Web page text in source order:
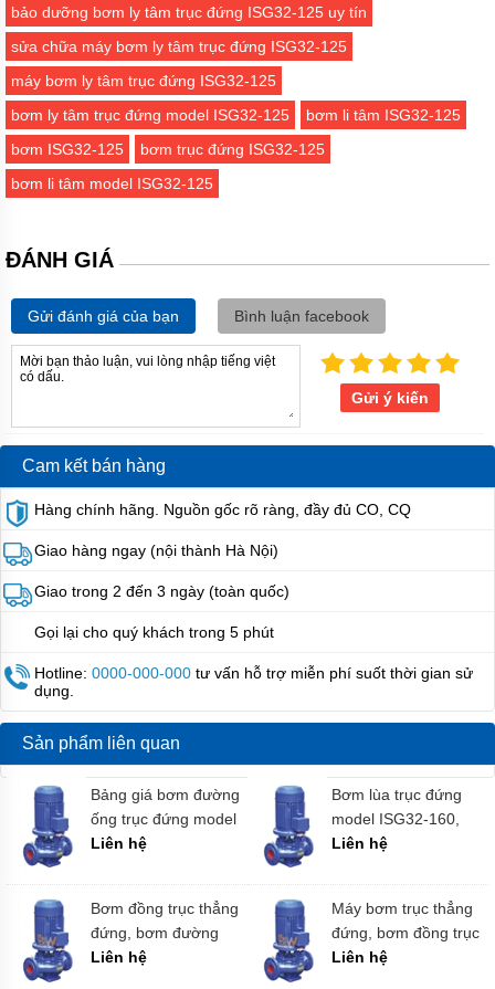
Công
Nghiệp
NTP
Cơm
Công
Nghiệp
WILO
Cơm
Công
ly
tâm
Bơm
Ly
Bơm
Ly
Tâm
Ebara
Bơm
Ly
Tâm
Sear
Bơm
Ly
Tâm
Foras
Bơm
Mitsuky
Bơm
Ly
Tâm
APP
Bơm
Ly
Tâm
CNP
bảo dưỡng bơm ly tâm trục đứng ISG32-125 uy tín
sửa chữa máy bơm ly tâm trục đứng ISG32-125
máy bơm ly tâm trục đứng ISG32-125
bơm ly tâm trục đứng model ISG32-125
bơm li tâm ISG32-125
bơm ISG32-125
bơm trục đứng ISG32-125
bơm li tâm model ISG32-125
ĐÁNH GIÁ
Gửi đánh giá của bạn Bình luận facebook
Gửi ý kiến
Cam kết bán hàng
Hàng chính hãng. Nguồn gốc rõ ràng, đầy đủ CO, CQ
Giao hàng ngay (nội thành Hà Nội)
Giao trong 2 đến 3 ngày (toàn quốc)
Gọi lại cho quý khách trong 5 phút
Hotline: 0000-000-000 tư vấn hỗ trợ miễn phí suốt thời gian sử
dụng.
Sản phẩm liên quan
Bảng giá bơm đường
ống trục đứng model
ISG40-125, bơm
Liên hệ
Bơm lùa trục đứng
model ISG32-160,
bơm IRG32-160 cột
Liên hệ
Bơm đồng trục thẳng
đứng, bơm đường
ống, bơm đa tầng
Liên hệ
Máy bơm trục thẳng
đứng, bơm đồng trục
đứng, bơm tăng áp
Liên hệ